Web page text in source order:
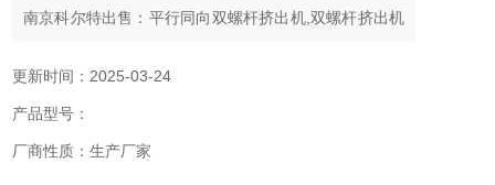
南京科尔特出售：平行同向双螺杆挤出机,双螺杆挤出机
挤出机芯轴,双螺杆挤出机加热器,双螺杆挤出机辅机
更新时间：2025-03-24
产品型号：
厂商性质：生产厂家